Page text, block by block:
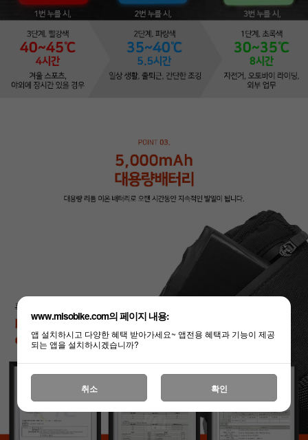
www.misobike.com의 페이지 내용:
앱 설치하시고 다양한 혜택 받아가세요~ 앱전용 혜택과 기능이 제공
되는 앱을 설치하시겠습니까?
취소 확인